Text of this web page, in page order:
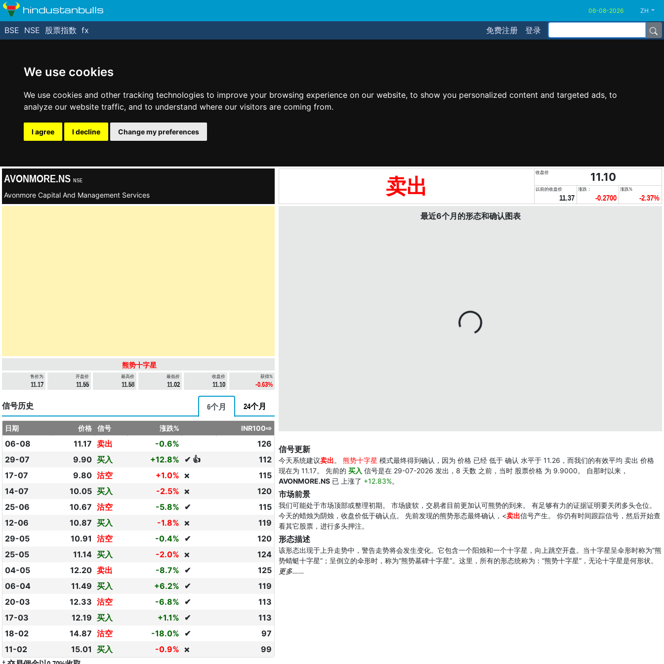
We use cookies
We use cookies and other tracking technologies to improve your browsing experience on our website, to show you personalized content and targeted ads, to
analyze our website traffic, and to understand where our visitors are coming from.
I agree I decline Change my preferences
hindustanbulls ZH
免费注册 登录
BSE NSE 股票指数 fx
AVONMORE.NS NSE
Avonmore Capital And Management Services 卖出
收盘价 11.10
以前的收盘价
11.37
涨跌：
-0.2700
涨跌%
-2.37%
熊势十字星
售价为
11.17
开盘价
11.55
最高价
11.58
最低价
11.02
收盘价
11.10
获得%
-0.63%
信号历史 6个月 24个月
日期 价格 信号 涨跌% INR100⇨
06-08 11.17 卖出 -0.6%
126
29-07
9.90 买入 +12.8% ✔ 👍
112
17-07
9.80 沽空 +1.0% ❌
115
14-07
10.05 买入 -2.5% ❌
120
25-06
10.67 沽空 -5.8% ✔
115
12-06
10.87 买入 -1.8% ❌
119
29-05
10.91 沽空 -0.4% ✔
120
25-05
11.14 买入 -2.0% ❌
124
04-05
12.20 卖出 -8.7% ✔
125
06-04
11.49 买入 +6.2% ✔
119
20-03
12.33 沽空 -6.8% ✔
113
17-03
12.19 买入 +1.1% ✔
113
18-02
14.87 沽空 -18.0% ✔
97
11-02
15.01 买入 -0.9% ❌ 99
最近6个月的形态和确认图表
信号更新
今天系统建议卖出。 熊势十字星 模式最终得到确认，因为 价格 已经 低于 确认 水平于 11.26，而我们的有效平均 卖出 价格
现在为 11.17。 先前的 买入 信号是在 29-07-2026 发出，8 天数 之前，当时 股票价格 为 9.9000。 自那时以来，
AVONMORE.NS 已 上涨了 +12.83%。
市场前景
我们可能处于市场顶部或整理初期。 市场疲软，交易者目前更加认可熊势的到来。 有足够有力的证据证明要关闭多头仓位。
今天的蜡烛为阴烛，收盘价低于确认点。 先前发现的熊势形态最终确认，<卖出信号产生。 你仍有时间跟踪信号，然后开始查
看其它股票，进行多头押注。
形态描述
该形态出现于上升走势中，警告走势将会发生变化。它包含一个阳烛和一个十字星，向上跳空开盘。当十字星呈伞形时称为“熊
势蜻蜓十字星”；呈倒立的伞形时，称为“熊势墓碑十字星”。这里，所有的形态统称为：“熊势十字星”，无论十字星是何形状。
更多……